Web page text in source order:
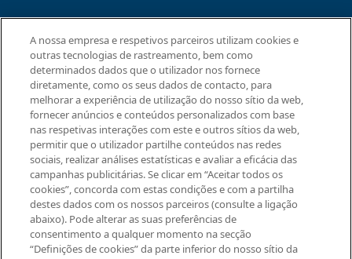
Acordo de tratamento de dados
Comunidades de parcerias
Termos e Condições de Segurança da Informação
© 2026 Cepheid. Cepheid®, o logótipo Cepheid, GeneXpert®,
Xpert®, e I-CORE® são marcas registadas da Cepheid,
registadas nos E.U.A. e outros países.
A nossa empresa e respetivos parceiros utilizam cookies e
outras tecnologias de rastreamento, bem como
determinados dados que o utilizador nos fornece
diretamente, como os seus dados de contacto, para
melhorar a experiência de utilização do nosso sítio da web,
fornecer anúncios e conteúdos personalizados com base
nas respetivas interações com este e outros sítios da web,
permitir que o utilizador partilhe conteúdos nas redes
sociais, realizar análises estatísticas e avaliar a eficácia das
campanhas publicitárias. Se clicar em “Aceitar todos os
cookies”, concorda com estas condições e com a partilha
destes dados com os nossos parceiros (consulte a ligação
abaixo). Pode alterar as suas preferências de
consentimento a qualquer momento na secção
“Definições de cookies” da parte inferior do nosso sítio da